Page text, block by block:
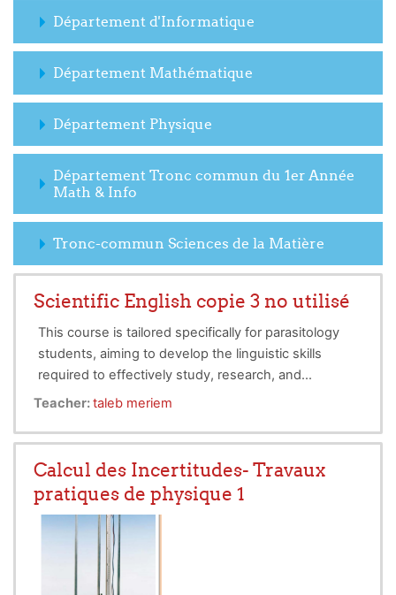
Département d'Informatique
Département Mathématique
Département Physique
Département Tronc commun du 1er Année
Math & Info
Tronc-commun Sciences de la Matière
Scientific English copie 3 no utilisé
This course is tailored specifically for parasitology
students, aiming to develop the linguistic skills
required to effectively study, research, and
communicate in the field of parasitology. The
writing, oral communication, and critical reading,
emphasizing topics and terminology relevant to
parasitology.
Teacher:taleb meriem
Calcul des Incertitudes- Travaux
pratiques de physique 1